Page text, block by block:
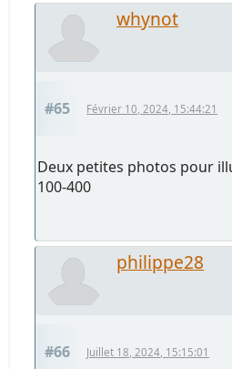
whynot
#65 Février 10, 2024, 15:44:21
Deux petites photos pour
100-400
philippe28
#66 Juillet 18, 2024, 15:15:01